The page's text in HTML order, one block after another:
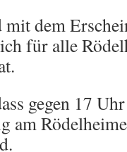
dem
für alle
gegen 17
am